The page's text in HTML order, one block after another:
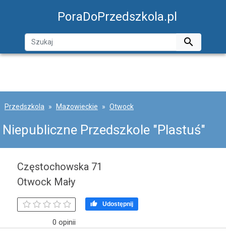
PoraDoPrzedszkola.pl

Przedszkola Mazowieckie Otwock
Niepubliczne Przedszkole "Plastuś"
Częstochowska 71
Otwock Mały
0 opinii
 Udostępnij